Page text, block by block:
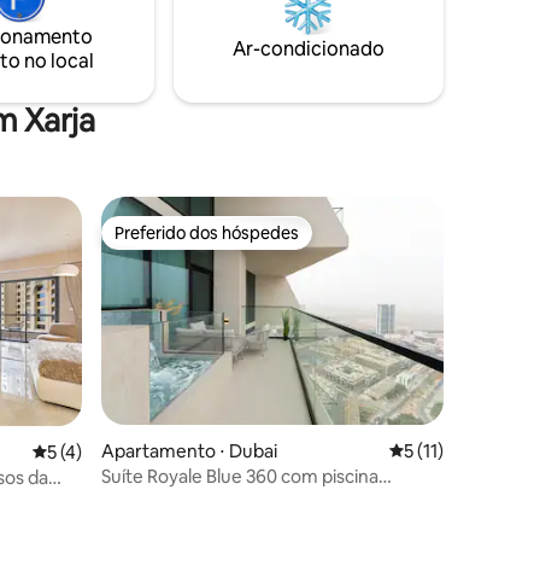
de
nossa suíte impecavelmente limpa e
totalmente equipada garante uma
estadia perfeita.
no local
Ar-condicionado
Xarja
5 de uma avaliação média de 5, 4 avaliações
5 (4)
da
Preferido dos hóspedes
Preferido dos hóspedes
Apartamento ⋅ Dubai 5 de uma
5 (11)
Suíte Royale Blue 360 com piscina